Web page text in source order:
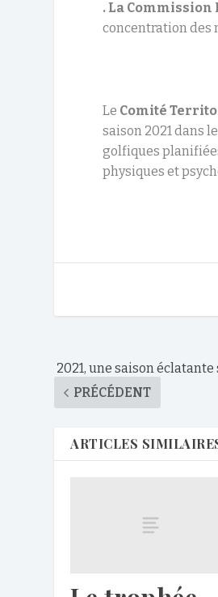
. La
concentration des
Le Comité
saison 2021 dans
golfiques
physiques et
2021, une saison éclatante
PRÉCÉDENT
ARTICLES